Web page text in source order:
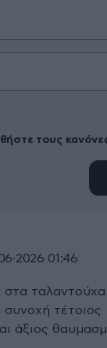
τους
01:46
ταλαντούχα
συνοχή τέτοιος
άξιος